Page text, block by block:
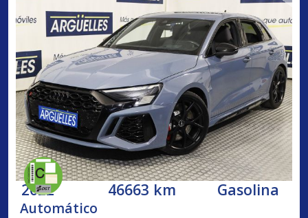
2022 46663 km Gasolina
Automático